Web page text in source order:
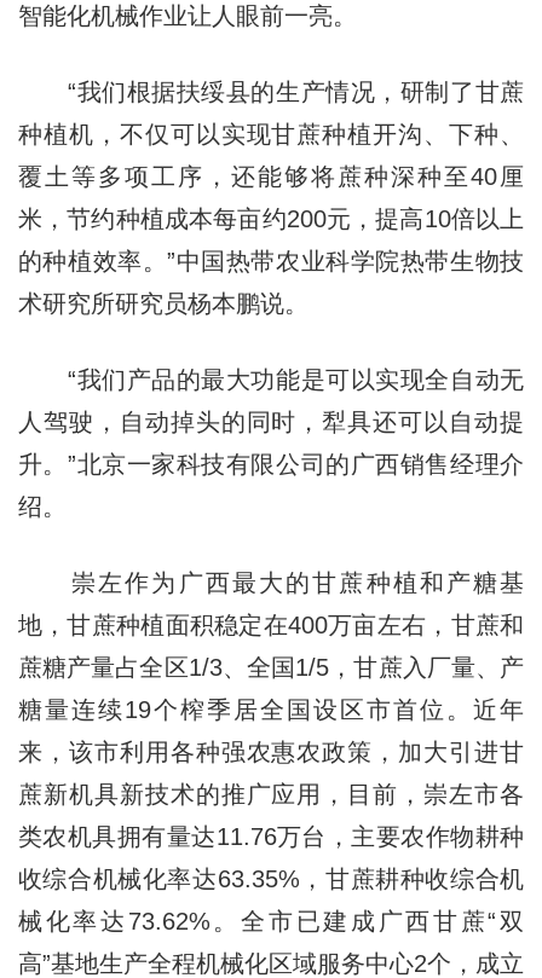
智能化机械作业让人眼前一亮。
“我们根据扶绥县的生产情况，研制了甘蔗
种植机，不仅可以实现甘蔗种植开沟、下种、
覆土等多项工序，还能够将蔗种深种至40厘
米，节约种植成本每亩约200元，提高10倍以上
的种植效率。”中国热带农业科学院热带生物技
术研究所研究员杨本鹏说。
“我们产品的最大功能是可以实现全自动无
人驾驶，自动掉头的同时，犁具还可以自动提
升。”北京一家科技有限公司的广西销售经理介
绍。
崇左作为广西最大的甘蔗种植和产糖基
地，甘蔗种植面积稳定在400万亩左右，甘蔗和
蔗糖产量占全区1/3、全国1/5，甘蔗入厂量、产
糖量连续19个榨季居全国设区市首位。近年
来，该市利用各种强农惠农政策，加大引进甘
蔗新机具新技术的推广应用，目前，崇左市各
类农机具拥有量达11.76万台，主要农作物耕种
收综合机械化率达63.35%，甘蔗耕种收综合机
械化率达73.62%。全市已建成广西甘蔗“双
高”基地生产全程机械化区域服务中心2个，成立